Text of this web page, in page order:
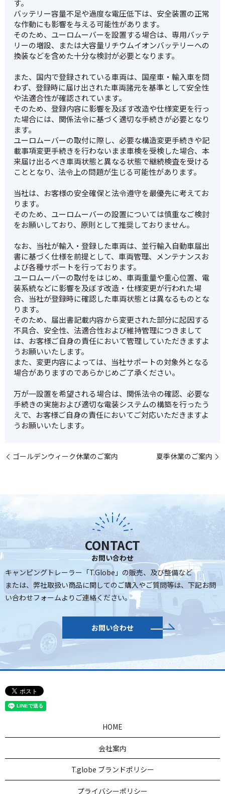
す。
バッテリー容量不足や過度な電圧低下は、安全装置の正常
な作動にも影響を与える可能性があります。
そのため、ユーロムーバーを設置する場合は、専用バッテ
リーの増設、または大容量リチウムイオンバッテリーへの
換装などを含めた十分な検討が必要となります。
また、国内で登録されている車両は、国産車・輸入車を問
わず、登録時に届け出された車両諸元を基準として安全性
や法適合性が確認されています。
そのため、登録内容に影響を及ぼす改造や仕様変更を行っ
た場合には、関係法令に基づく適切な手続きが必要となり
ます。
ユーロムーバーの取付に際し、必要な構造変更手続きや記
載事項変更手続きを行わないまま車検を受検した場合、本
来届け出るべき車両状態と異なる状態で継続検査を受ける
こととなり、法令上の問題が生じる可能性があります。
当社は、お客様の安全確保と法令遵守を最優先に考えてお
ります。
そのため、ユーロムーバーの設置については慎重なご検討
をお願いしており、原則として推奨しておりません。
なお、当社が輸入・登録した車両は、並行輸入自動車届出
書に基づく仕様を前提として、車両管理、メンテナンスお
よび各種サポートを行っております。
ユーロムーバーの取付をはじめ、車両重量や重心位置、電
装系統などに影響を及ぼす改造・仕様変更が行われた場
合、当社が登録時に確認した車両状態とは異なるものとな
ります。
そのため、届出書記載内容から変更された部分に起因する
不具合、安全性、法適合性および維持管理につきまして
は、お客様ご自身の責任において管理していただきますよ
うお願いいたします。
また、変更内容によっては、当社サポートの対象外となる
場合がありますのであらかじめご了承ください。
万が一設置を希望される場合は、関係法令の確認、必要な
手続きの実施および適切な電装システムの構築を行ったう
えで、お客様ご自身の責任においてご対応いただきますよ
うお願いいたします。
ゴールデンウィーク休業のご案内 夏季休業のご案内
CONTACT
お問い合わせ
キャンピングトレーラー「T.Globe」の販売、及び整備など
または、弊社取扱い商品に関してのご購入やご質問等は、 下記お問
い合わせフォームよりご連絡ください。
お問い合わせ
HOME
会社案内
T.globe ブランドポリシー
プライバシーポリシー